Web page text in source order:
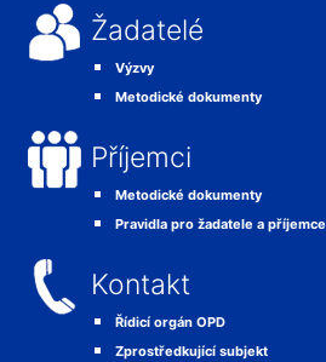
Žadatelé
Výzvy
Metodické dokumenty
Příjemci
Metodické dokumenty
Pravidla pro žadatele a příjemce
Kontakt
Řídicí orgán OPD
Zprostředkující subjekt